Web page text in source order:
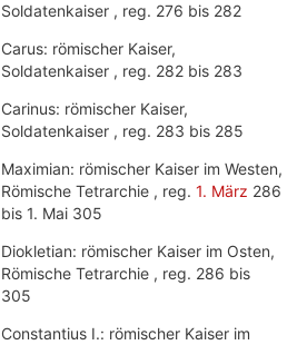
Soldatenkaiser , reg. 276 bis 282
Carus: römischer Kaiser,
Soldatenkaiser , reg. 282 bis 283
Carinus: römischer Kaiser,
Soldatenkaiser , reg. 283 bis 285
Maximian: römischer Kaiser im Westen,
Römische Tetrarchie , reg. 1. März 286
bis 1. Mai 305
Diokletian: römischer Kaiser im Osten,
Römische Tetrarchie , reg. 286 bis
305
Constantius I.: römischer Kaiser im